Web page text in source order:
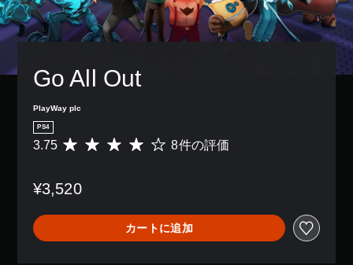
Go All Out
PlayWay plc
PS4
評
は
、
平
均
3.75 8件の評価
¥3,520
カートに追加